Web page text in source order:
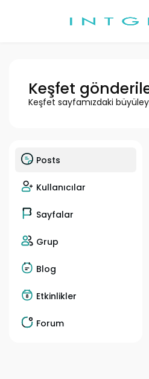
Keşfet
Keşfet sayfamızdaki
Posts
Kullanıcılar
Sayfalar
Grup
Blog
Etkinlikler
Forum